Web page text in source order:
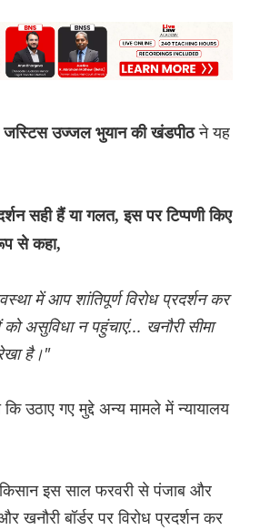
जस्टिस उज्जल भुयान की खंडपीठने यह
सही हैं या गलत, इस पर टिप्पणी किए
से कहा,
में आप शांतिपूर्ण विरोध प्रदर्शन कर
असुविधा न पहुंचाएं... खनौरी सीमा
है।"
कि उठाए गए मुद्दे अन्य मामले में न्यायालय
किसान इस साल फरवरी से पंजाब और
खनौरी बॉर्डर पर विरोध प्रदर्शन कर